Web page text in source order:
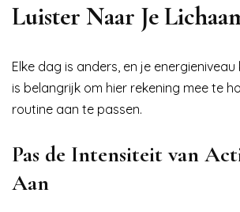
Luister Naar Je
Elke dag is anders, en je
is belangrijk om hier rekening mee te
routine aan te passen.
Pas de Intensiteit van
Aan